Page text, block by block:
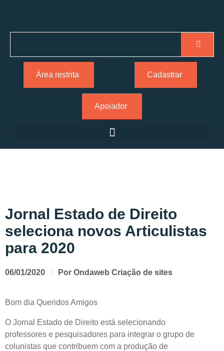
Área restrita Cadastrar
Apoiador
Jornal Estado de Direito
seleciona novos Articulistas
para 2020
06/01/2020 Por Ondaweb Criação de sites
Bom dia Queridos Amigos
O Jornal Estado de Direito está selecionando
professores e pesquisadores para integrar o grupo de
colunistas que contribuem com a produção de